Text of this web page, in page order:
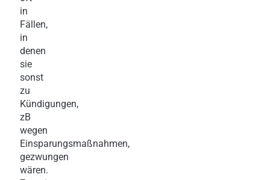
in
Fällen,
in
denen
sie
sonst
zu
Kündigungen,
zB
wegen
Einsparungsmaßnahmen,
gezwungen
wären.